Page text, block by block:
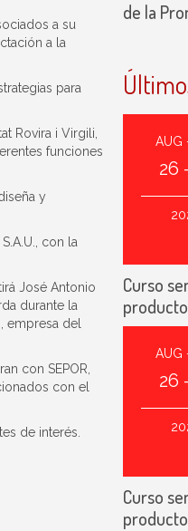
a su
a la
para
Rovira i Virgili,
funciones
y
con la
José Antonio
durante la
empresa del
con SEPOR,
con el
de interés.
de la
AUG
26
Curso
AUG
26
Curso